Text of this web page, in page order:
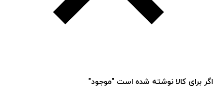
اگر برای کالا نوشته شده است "موجود"